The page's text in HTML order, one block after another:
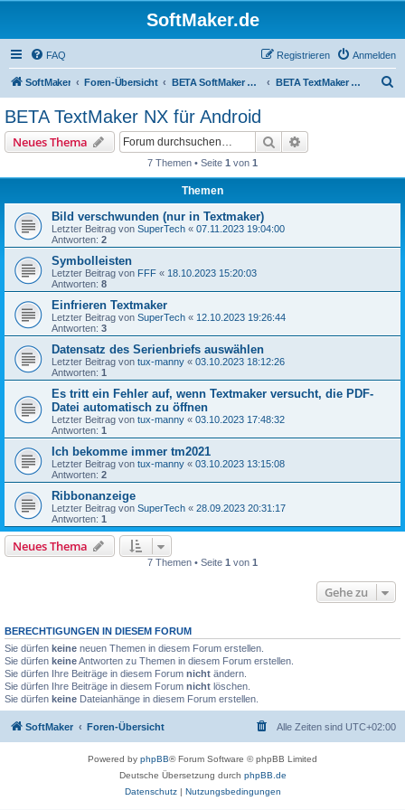
SoftMaker.de
FAQ Anmelden
Registrieren
SoftMaker Foren-Übersicht BETA SoftMaker Office NX für Android BETA TextMaker NX für Android
BETA TextMaker NX für Android
Neues Thema Suche
7 Themen • Seite 1 von 1
Themen
Bild verschwunden (nur in Textmaker)
Letzter Beitrag von SuperTech « 07.11.2023 19:04:00
Antworten: 2
Symbolleisten
Letzter Beitrag von FFF « 18.10.2023 15:20:03
Antworten: 8
Einfrieren Textmaker
Letzter Beitrag von SuperTech « 12.10.2023 19:26:44
Antworten: 3
Datensatz des Serienbriefs auswählen
Letzter Beitrag von tux-manny « 03.10.2023 18:12:26
Antworten: 1
Es tritt ein Fehler auf, wenn Textmaker versucht, die PDF-
Datei automatisch zu öffnen
Letzter Beitrag von tux-manny « 03.10.2023 17:48:32
Antworten: 1
Ich bekomme immer tm2021
Letzter Beitrag von tux-manny « 03.10.2023 13:15:08
Antworten: 2
Ribbonanzeige
Letzter Beitrag von SuperTech « 28.09.2023 20:31:17
Antworten: 1
Neues Thema
7 Themen • Seite 1 von 1
Gehe zu
BERECHTIGUNGEN IN DIESEM FORUM
Sie dürfen keine neuen Themen in diesem Forum erstellen.
Sie dürfen keineAntworten zu Themen in diesem Forum erstellen.
Sie dürfen Ihre Beiträge in diesem Forum nicht ändern.
Sie dürfen Ihre Beiträge in diesem Forum nicht löschen.
Sie dürfen keine Dateianhänge in diesem Forum erstellen.
SoftMaker Foren-Übersicht Alle Zeiten sind UTC+02:00
Powered by phpBB® Forum Software © phpBB Limited
Deutsche Übersetzung durch phpBB.de
Datenschutz| Nutzungsbedingungen